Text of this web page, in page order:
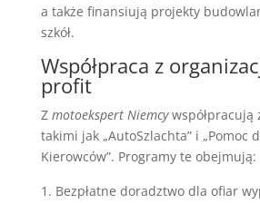
a także finansiują projekty
szkół.
Współpraca z
profit
Z motoekspert Niemcywspółpracują
takimi jak „AutoSzlachta” i „Pomoc
Kierowców”. Programy te obejmują:
Bezpłatne doradztwo dla ofiar